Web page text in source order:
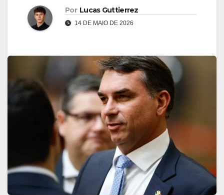
Por Lucas Guttierrez
14 DE MAIO DE 2026